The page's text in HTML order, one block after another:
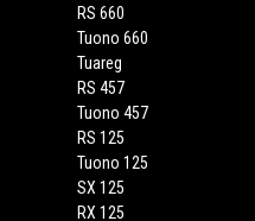
RS 660
Tuono 660
Tuareg
RS 457
Tuono 457
RS 125
Tuono 125
SX 125
RX 125